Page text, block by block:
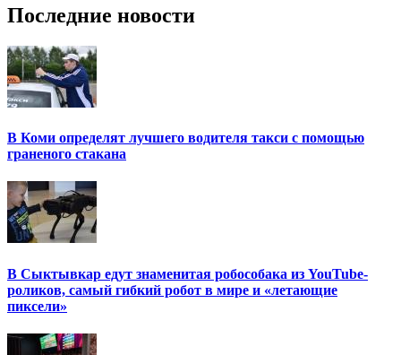
Последние новости
В Коми определят лучшего водителя такси с помощью
граненого стакана
В Сыктывкар едут знаменитая робособака из YouTube-
роликов, самый гибкий робот в мире и «летающие
пиксели»